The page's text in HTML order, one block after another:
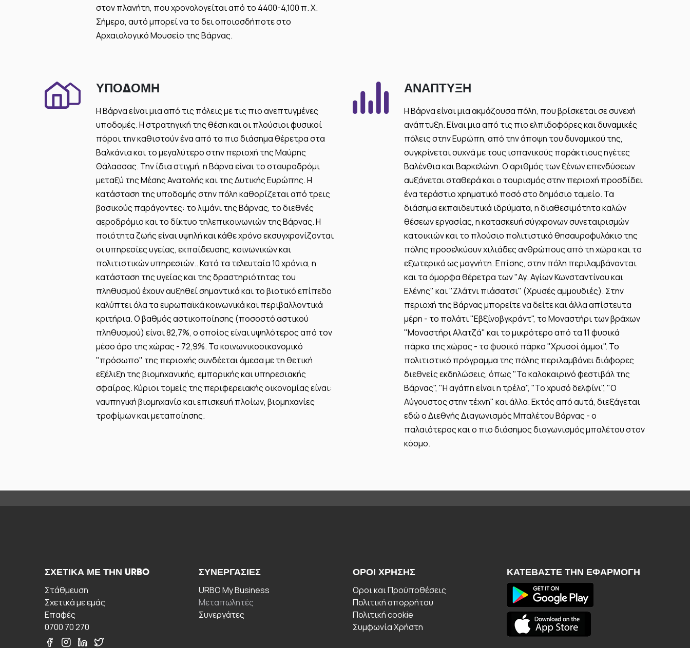
στον πλανήτη, που χρονολογείται από το 4400-4,100 π. Χ.
Σήμερα, αυτό μπορεί να το δει οποιοσδήποτε στο
Αρχαιολογικό Μουσείο της Βάρνας.
ΥΠΟΔΟΜΉ
Η Βάρνα είναι μια από τις πόλεις με τις πιο ανεπτυγμένες
υποδομές. Η στρατηγική της θέση και οι πλούσιοι φυσικοί
πόροι την καθιστούν ένα από τα πιο διάσημα θέρετρα στα
Βαλκάνια και το μεγαλύτερο στην περιοχή της Μαύρης
Θάλασσας. Την ίδια στιγμή, η Βάρνα είναι το σταυροδρόμι
μεταξύ της Μέσης Ανατολής και της Δυτικής Ευρώπης. Η
κατάσταση της υποδομής στην πόλη καθορίζεται από τρεις
βασικούς παράγοντες: το λιμάνι της Βάρνας, το διεθνές
αεροδρόμιο και το δίκτυο τηλεπικοινωνιών της Βάρνας. Η
ποιότητα ζωής είναι υψηλή και κάθε χρόνο εκσυγχρονίζονται
οι υπηρεσίες υγείας, εκπαίδευσης, κοινωνικών και
πολιτιστικών υπηρεσιών.. Κατά τα τελευταία 10 χρόνια, η
κατάσταση της υγείας και της δραστηριότητας του
πληθυσμού έχουν αυξηθεί σημαντικά και το βιοτικό επίπεδο
καλύπτει όλα τα ευρωπαϊκά κοινωνικά και περιβαλλοντικά
κριτήρια. Ο βαθμός αστικοποίησης (ποσοστό αστικού
πληθυσμού) είναι 82,7%, ο οποίος είναι υψηλότερος από τον
μέσο όρο της χώρας - 72,9%. Το κοινωνικοοικονομικό
"πρόσωπο" της περιοχής συνδέεται άμεσα με τη θετική
εξέλιξη της βιομηχανικής, εμπορικής και υπηρεσιακής
σφαίρας. Κύριοι τομείς της περιφερειακής οικονομίας είναι:
ναυπηγική βιομηχανία και επισκευή πλοίων, βιομηχανίες
τροφίμων και μεταποίησης.
ΑΝΆΠΤΥΞΗ
Η Βάρνα είναι μια ακμάζουσα πόλη, που βρίσκεται σε συνεχή
ανάπτυξη. Είναι μια από τις πιο ελπιδοφόρες και δυναμικές
πόλεις στην Ευρώπη, από την άποψη του δυναμικού της,
συγκρίνεται συχνά με τους ισπανικούς παράκτιους ηγέτες
Βαλένθια και Βαρκελώνη. Ο αριθμός των ξένων επενδύσεων
αυξάνεται σταθερά και ο τουρισμός στην περιοχή προσδίδει
ένα τεράστιο χρηματικό ποσό στο δημόσιο ταμείο. Τα
διάσημα εκπαιδευτικά ιδρύματα, η διαθεσιμότητα καλών
θέσεων εργασίας, η κατασκευή σύγχρονων συνεταιρισμών
κατοικιών και το πλούσιο πολιτιστικό θησαυροφυλάκιο της
πόλης προσελκύουν χιλιάδες ανθρώπους από τη χώρα και το
εξωτερικό ως μαγνήτη. Επίσης, στην πόλη περιλαμβάνονται
και τα όμορφα θέρετρα των "Αγ. Αγίων Κωνσταντίνου και
Ελένης" και "Ζλάτνι πιάσατσι" (Χρυσές αμμουδιές). Στην
περιοχή της Βάρνας μπορείτε να δείτε και άλλα απίστευτα
μέρη - το παλάτι "Εβξίνοβγκράντ", το Μοναστήρι των βράχων
"Μοναστήρι Αλατζά" και το μικρότερο από τα 11 φυσικά
πάρκα της χώρας - το φυσικό πάρκο "Χρυσοί άμμοι". Το
πολιτιστικό πρόγραμμα της πόλης περιλαμβάνει διάφορες
διεθνείς εκδηλώσεις, όπως "Το καλοκαιρινό φεστιβάλ της
Βάρνας", "Η αγάπη είναι η τρέλα", "Το χρυσό δελφίνι", "Ο
Αύγουστος στην τέχνη" και άλλα. Εκτός από αυτά, διεξάγεται
εδώ ο Διεθνής Διαγωνισμός Μπαλέτου Βάρνας - ο
παλαιότερος και ο πιο διάσημος διαγωνισμός μπαλέτου στον
κόσμο.
ΣΧΕΤΙΚΆ ΜΕ ΤΗΝ URBO
Στάθμευση
Σχετικά με εμάς
Επαφές
0700 70 270
ΣΥΝΕΡΓΑΣΊΕΣ
URBO My Business
Μεταπωλητές
Συνεργάτες
ΟΡΟΙ ΧΡΉΣΗΣ
Οροι και Προϋποθέσεις
Πολιτική απορρήτου
Πολιτική cookie
Συμφωνία Χρήστη
ΚΑΤΕΒΆΣΤΕ ΤΗΝ ΕΦΑΡΜΟΓΉ